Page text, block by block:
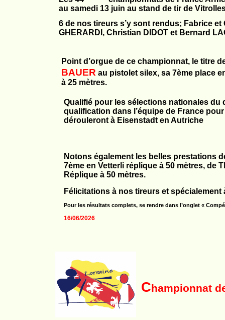
Notons également les belles prestations
7ème en Vetterli réplique à 50 mètres, de
Réplique à 50 mètres.
Championnat
Qualifié pour les sélections nationales du
qualification dans l’équipe de France
dérouleront à Eisenstadt en Autriche
Point d’orgue de ce championnat, le titre
BAUER au pistolet silex, sa 7ème place
à 25 mètres.
au samedi 13 juin au stand de tir de
6 de nos tireurs s’y sont rendus; Fabrice
GHERARDI, Christian DIDOT et Bernard
Félicitations à nos tireurs et
Pour les résultats complets, se rendre dans l’onglet «
16/06/2026